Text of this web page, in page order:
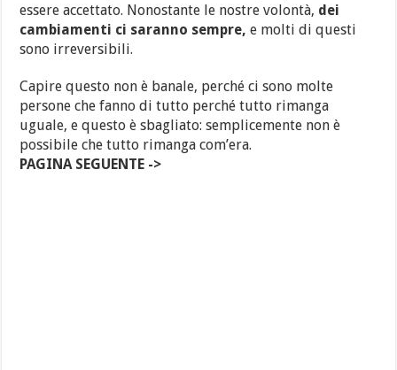
essere accettato. Nonostante le nostre volontà, dei
cambiamenti ci saranno sempre,e molti di questi
sono irreversibili.
Capire questo non è banale, perché ci sono molte
persone che fanno di tutto perché tutto rimanga
uguale, e questo è sbagliato: semplicemente non è
possibile che tutto rimanga com’era.
PAGINA SEGUENTE ->